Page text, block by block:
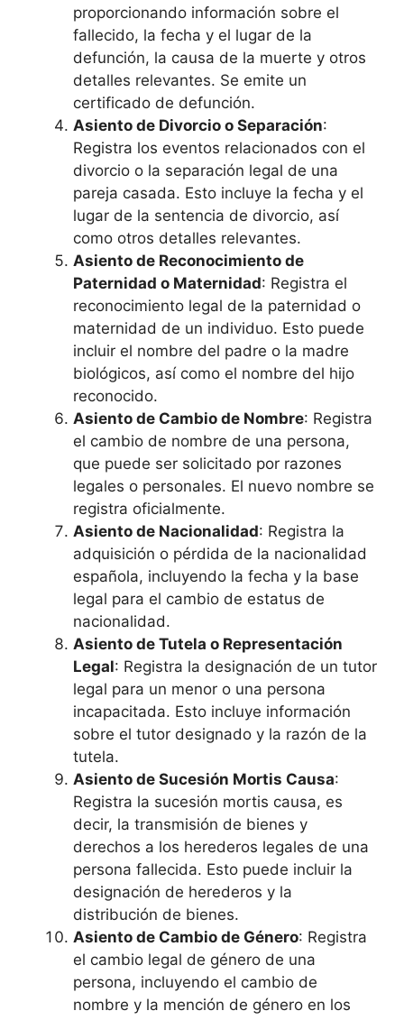
proporcionando información sobre el
fallecido, la fecha y el lugar de la
defunción, la causa de la muerte y otros
detalles relevantes. Se emite un
certificado de defunción.
Asiento de Divorcio o Separación:
Registra los eventos relacionados con el
divorcio o la separación legal de una
pareja casada. Esto incluye la fecha y el
lugar de la sentencia de divorcio, así
como otros detalles relevantes.
Asiento de Reconocimiento de
Paternidad o Maternidad: Registra el
reconocimiento legal de la paternidad o
maternidad de un individuo. Esto puede
incluir el nombre del padre o la madre
biológicos, así como el nombre del hijo
reconocido.
Asiento de Cambio de Nombre: Registra
el cambio de nombre de una persona,
que puede ser solicitado por razones
legales o personales. El nuevo nombre se
registra oficialmente.
Asiento de Nacionalidad: Registra la
adquisición o pérdida de la nacionalidad
española, incluyendo la fecha y la base
legal para el cambio de estatus de
nacionalidad.
Asiento de Tutela o Representación
Legal: Registra la designación de un tutor
legal para un menor o una persona
incapacitada. Esto incluye información
sobre el tutor designado y la razón de la
tutela.
Asiento de Sucesión Mortis Causa:
Registra la sucesión mortis causa, es
decir, la transmisión de bienes y
derechos a los herederos legales de una
persona fallecida. Esto puede incluir la
designación de herederos y la
distribución de bienes.
Asiento de Cambio de Género: Registra
el cambio legal de género de una
persona, incluyendo el cambio de
nombre y la mención de género en los